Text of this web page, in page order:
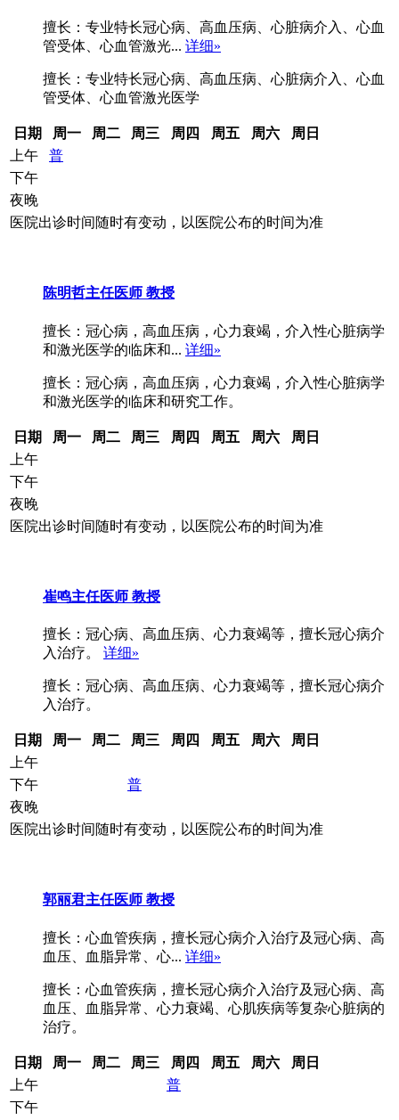
擅长：专业特长冠心病、高血压病、心脏病介入、心血
管受体、心血管激光... 详细»
擅长：专业特长冠心病、高血压病、心脏病介入、心血
管受体、心血管激光医学
日期 周一 周二 周三 周四 周五 周六
周日
上午
普
下午
夜晚
医院出诊时间随时有变动，以医院公布的时间为准
陈明哲主任医师 教授
擅长：冠心病，高血压病，心力衰竭，介入性心脏病学
和激光医学的临床和... 详细»
擅长：冠心病，高血压病，心力衰竭，介入性心脏病学
和激光医学的临床和研究工作。
日期 周一 周二 周三 周四 周五 周六
周日
上午
下午
夜晚
医院出诊时间随时有变动，以医院公布的时间为准
崔鸣主任医师 教授
擅长：冠心病、高血压病、心力衰竭等，擅长冠心病介
入治疗。 详细»
擅长：冠心病、高血压病、心力衰竭等，擅长冠心病介
入治疗。
日期 周一 周二 周三 周四 周五 周六
周日
上午
下午
普
夜晚
医院出诊时间随时有变动，以医院公布的时间为准
郭丽君主任医师 教授
擅长：心血管疾病，擅长冠心病介入治疗及冠心病、高
血压、血脂异常、心... 详细»
擅长：心血管疾病，擅长冠心病介入治疗及冠心病、高
血压、血脂异常、心力衰竭、心肌疾病等复杂心脏病的
治疗。
日期 周一 周二 周三 周四 周五 周六
周日
上午
普
下午